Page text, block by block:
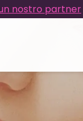
nostro partner